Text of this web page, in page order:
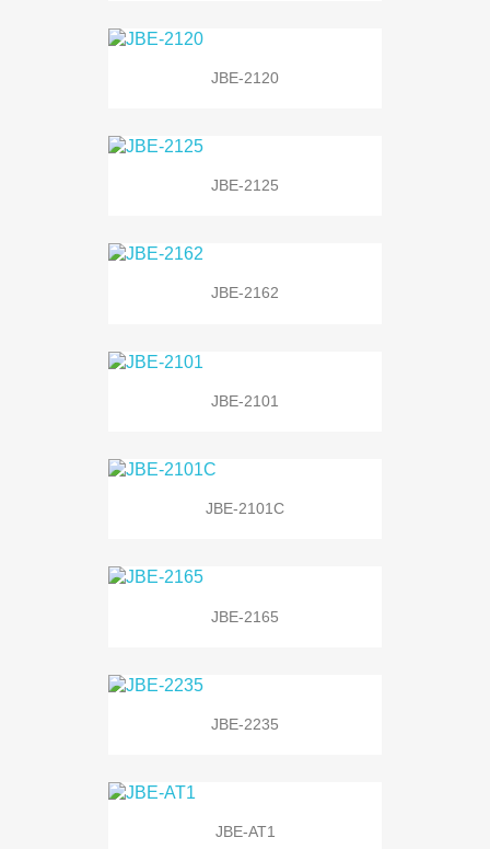
JBE-2120
JBE-2125
JBE-2162
JBE-2101
JBE-2101C
JBE-2165
JBE-2235
JBE-AT1